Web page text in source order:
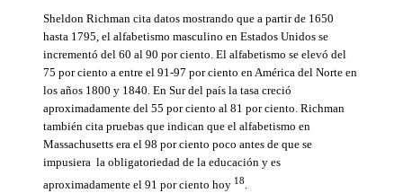
Sheldon Richman cita datos mostrando que a partir de 1650
hasta 1795, el alfabetismo masculino en Estados Unidos se
incrementó del 60 al 90 por ciento. El alfabetismo se elevó del
75 por ciento a entre el 91-97 por ciento en América del Norte en
los años 1800 y 1840. En Sur del país la tasa creció
aproximadamente del 55 por ciento al 81 por ciento. Richman
también cita pruebas que indican que el alfabetismo en
Massachusetts era el 98 por ciento poco antes de que se
impusiera la obligatoriedad de la educación y es
aproximadamente el 91 por ciento hoy 18.